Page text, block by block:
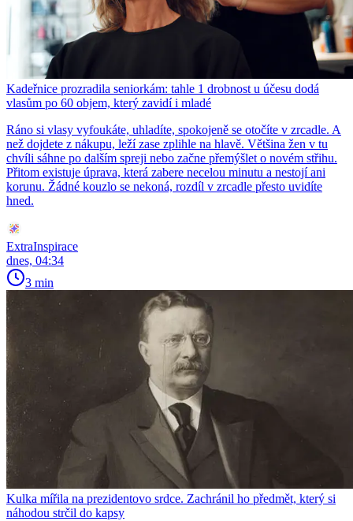
Kadeřnice prozradila seniorkám: tahle 1 drobnost u účesu dodá
vlasům po 60 objem, který zavidí i mladé
Ráno si vlasy vyfoukáte, uhladíte, spokojeně se otočíte v zrcadle. A
než dojdete z nákupu, leží zase zplihle na hlavě. Většina žen v tu
chvíli sáhne po dalším spreji nebo začne přemýšlet o novém střihu.
Přitom existuje úprava, která zabere necelou minutu a nestojí ani
korunu. Žádné kouzlo se nekoná, rozdíl v zrcadle přesto uvidíte
hned.
ExtraInspirace
dnes, 04:34
3 min
Kulka mířila na prezidentovo srdce. Zachránil ho předmět, který si
náhodou strčil do kapsy